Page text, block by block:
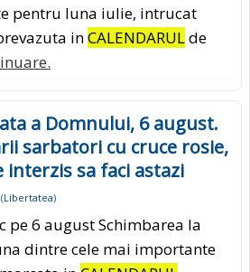
pentru luna iulie, intrucat
inCALENDARULde
a Domnului, 6 august.
sarbatori cu cruce rosie,
interzis sa faci astazi
Libertatea)
pe 6 august Schimbarea la
dintre cele mai importante